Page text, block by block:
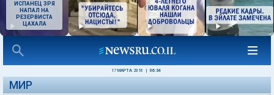
ИСПАНЕЦ ЗРЯ
НАПАЛ НА
РЕЗЕРВИСТА
ЦАХАЛА
17 МАРТА 2016 06:34
МИР